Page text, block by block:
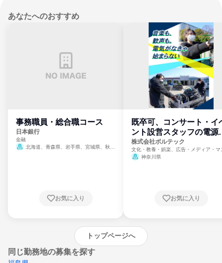
あなたへのおすすめ
事務職員・総合職コース
日本銀行
金融
北海道、青森県、岩手県、宮城県、秋田
崎県、熊本県、大分県、宮崎県、鹿児島県、
お気に入り
既卒可、コンサート・イ
ント設営スタッフの電源
門
株式会社ボルテック
文化・教養・娯楽、広告・メディア・マ
ミ、電力・ガス・水道・エネルギー
神奈川県
お気に入り
トップページへ
同じ勤務地の募集を探す